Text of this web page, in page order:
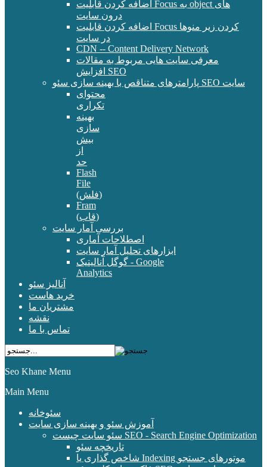
اضافه کردن قابلیت Focus به object های
درون سایت
اضافه کردن قابلیت Focus کردن زیر منوها
در سایت
CDN -- Content Delivery Network
معرفی سایت هایی مربوط به مقالات
افزایش SEO
پارامترهای متناقص با بهینه سازی سئو SEO سایت
محتوای
تکراری
بهینه
سازی
بیش
از
حد
Flash
File
(فلش)
Fram
(قاب)
بررسی آمار سایت
اصطلاحات آماری
ابزارهای تحلیل آمار سایت
گوگل آنالیتیک - Google
Analytics
آنالیز سئو
خرید هاست
مشتریان ما
نقشه
تماس با ما
Seo Khane Menu
Main Menu
سئوخانه
آموزش سئو و بهینه سازی سایت
سئو سایت چیست SEO - Search Engine Optimization
تاریخچه سئو
شاخص گذاری یا Indexing موتورهای جستجو